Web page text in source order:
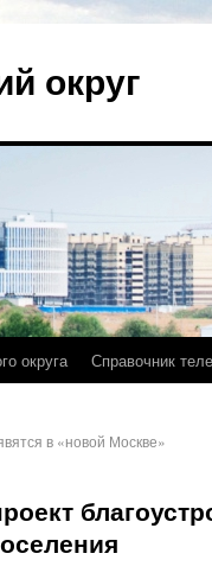
округ
округа Справочник
в «новой Москве»